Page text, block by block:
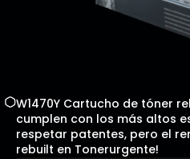
W1470Y Cartucho de tóner
cumplen con los más altos
respetar patentes, pero el
rebuilt en Tonerurgente!